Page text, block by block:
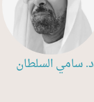
د. سامي السلطان